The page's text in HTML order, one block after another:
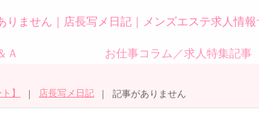
りません｜店長写メ日記｜メンズエステ求人情報
Ａ お仕事コラム／求人特集記事
】 店長写メ日記 記事がありません